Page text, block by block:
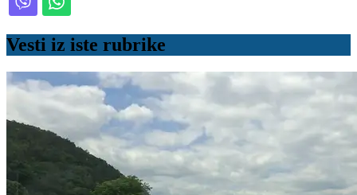
Vesti iz iste rubrike